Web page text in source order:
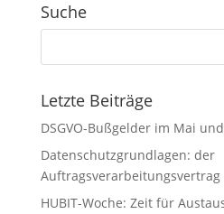
n
a
v
:
Suche
Letzte Beiträge
DSGVO-Bußgelder im Mai
Datenschutzgrundlagen: der
Auftragsverarbeitungsvertrag
HUBIT-Woche: Zeit für